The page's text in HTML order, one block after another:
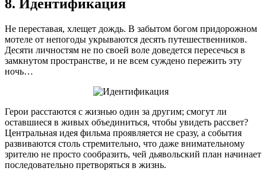
8. Идентификация
Не переставая, хлещет дождь. В забытом богом придорожном
мотеле от непогоды укрываются десять путешественников.
Десяти личностям не по своей воле доведется пересечься в
замкнутом пространстве, и не всем суждено пережить эту
ночь…
Герои расстаются с жизнью один за другим; смогут ли
оставшиеся в живых объединиться, чтобы увидеть рассвет?
Центральная идея фильма проявляется не сразу, а события
развиваются столь стремительно, что даже внимательному
зрителю не просто сообразить, чей дьявольский план начинает
последовательно претворяться в жизнь.